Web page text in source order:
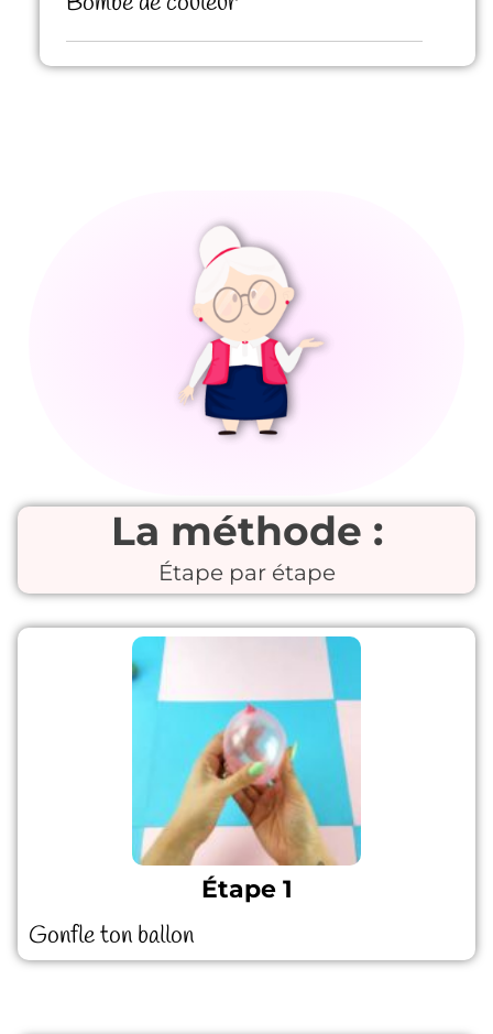
La méthode :
Étape par étape
Étape 1
Gonfle ton ballon